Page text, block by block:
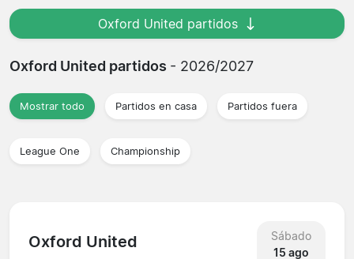
Oxford United partidos
Oxford United partidos - 2026/2027
Mostrar todo Partidos en casa Partidos fuera
League One Championship
Oxford United
Sábado
15 ago